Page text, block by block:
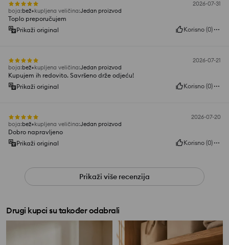
2026-07-31
boja:bež kupljena veličina:Jedan proizvod
Toplo preporučujem
Prikaži original
Korisno (0)
2026-07-21
boja:bež kupljena veličina:Jedan proizvod
Kupujem ih redovito. Savršeno drže odjeću!
Prikaži original
Korisno (0)
2026-07-20
boja:bež kupljena veličina:Jedan proizvod
Dobro napravljeno
Prikaži original
Korisno (0)
Prikaži više recenzija
Drugi kupci su također odabrali